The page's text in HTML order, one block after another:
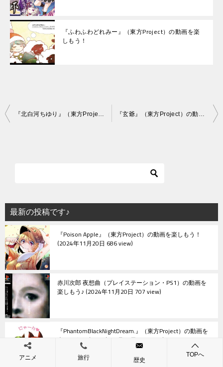
『ふわふわどれみー』（東方Project）の動画を楽
しもう！
投
シ
ョ
ン
最新の投稿です♪
『Poison Apple』（東方Project）の動画を楽しもう！
2024年11月20日 686 view
赤川次郎 夜想曲（プレイステーション・PS1）の動画を
楽しもう♪ 2024年11月20日 707 view
『PhantomBlackNightDream.』（東方Project）の動画を
楽しもう！ 2024年11月19日 627 view
アニメ 旅行 歴史
TOPへ